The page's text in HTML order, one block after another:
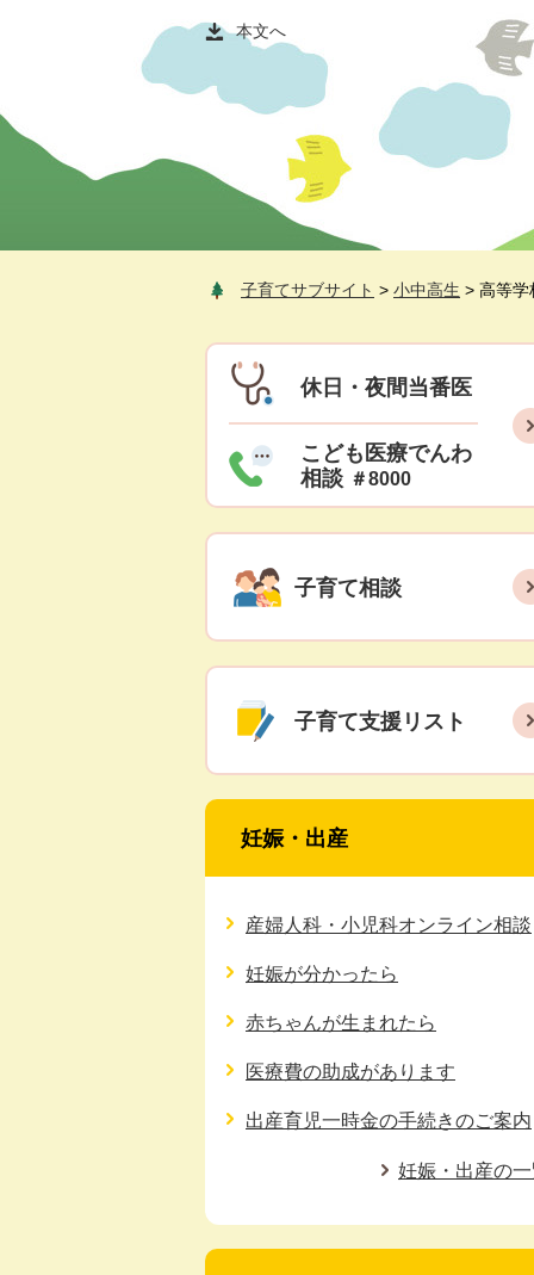
先
を
本文へ
子育てサブサイト > 小中高生 > 高等学
休日・夜間当番医
こども医療でんわ
相談 ＃8000
子育て相談
子育て支援リスト
妊娠・出産
産婦人科・小児科オンライン相談
妊娠が分かったら
赤ちゃんが生まれたら
医療費の助成があります
出産育児一時金の手続きのご案内
妊娠・出産の